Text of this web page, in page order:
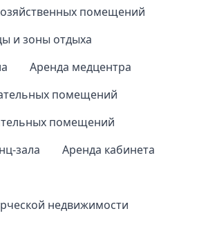
помещений
и зоны отдыха
Аренда медцентра
помещений
помещений
зала
Аренда кабинета
недвижимости